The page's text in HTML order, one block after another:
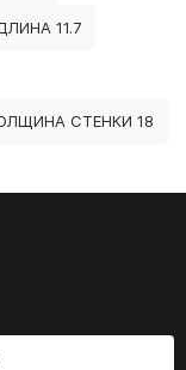
11.7
СТЕНКИ 18